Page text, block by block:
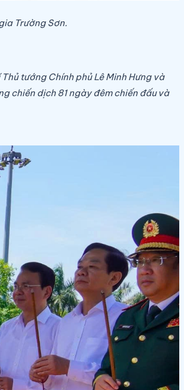
Trường Sơn.
tướng Chính phủ Lê Minh Hưng và
chiến dịch 81 ngày đêm chiến đấu và